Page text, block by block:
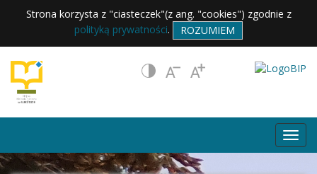
Strona korzysta z "ciasteczek"(z ang. "cookies") zgodnie z
polityką prywatności. ROZUMIEM